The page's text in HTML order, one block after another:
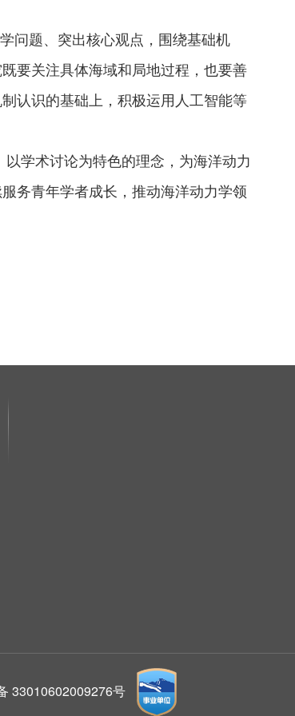
问题、突出核心观点，围绕基础机
要关注具体海域和局地过程，也要善
认识的基础上，积极运用人工智能等
学术讨论为特色的理念，为海洋动力
务青年学者成长，推动海洋动力学领
33010602009276号